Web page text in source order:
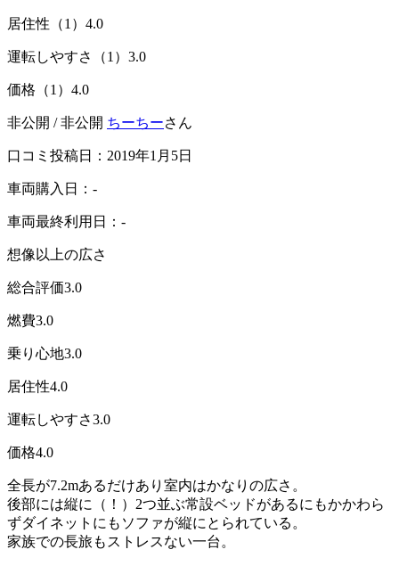
居住性（1） 4.0
運転しやすさ（1） 3.0
価格（1） 4.0
非公開 / 非公開 ちーちーさん
口コミ投稿日：2019年1月5日
車両購入日：-
車両最終利用日：-
想像以上の広さ
総合評価3.0
燃費3.0
乗り心地3.0
居住性4.0
運転しやすさ3.0
価格4.0
全長が7.2mあるだけあり室内はかなりの広さ。
後部には縦に（！）2つ並ぶ常設ベッドがあるにもかかわら
ずダイネットにもソファが縦にとられている。
家族での長旅もストレスない一台。